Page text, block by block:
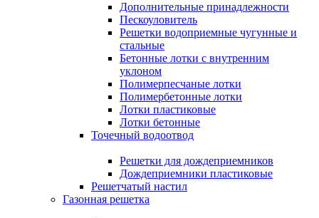
Дополнительные принадлежности
Пескоуловитель
Решетки водоприемные чугунные и
стальные
Бетонные лотки с внутренним
уклоном
Полимерпесчаные лотки
Полимербетонные лотки
Лотки пластиковые
Лотки бетонные
Точечный водоотвод
Решетки для дождеприемников
Дождеприемники пластиковые
Решетчатый настил
Газонная решетка